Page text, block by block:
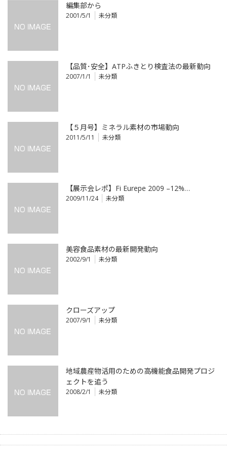
編集部から
2001/5/1 未分類
【品質･安全】ATPふきとり検査法の最新動向
2007/1/1 未分類
【５月号】ミネラル素材の市場動向
2011/5/11 未分類
【展示会レポ】Fi Eurepe 2009 –12%…
2009/11/24 未分類
美容食品素材の最新開発動向
2002/9/1 未分類
クローズアップ
2007/9/1 未分類
地域農産物活用のための高機能食品開発プロジ
ェクトを追う
2008/2/1 未分類